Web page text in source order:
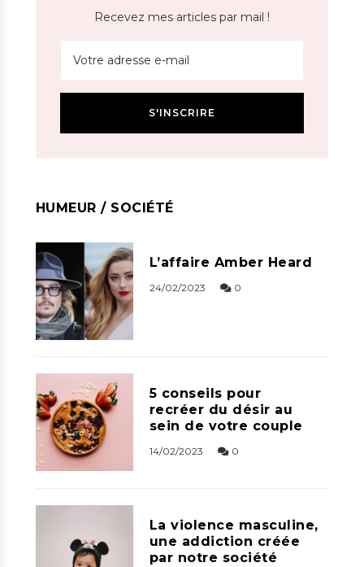
Recevez mes articles par mail !
HUMEUR / SOCIÉTÉ
L’affaire Amber Heard
24/02/2023 0
5 conseils pour
recréer du désir au
sein de votre couple
14/02/2023 0
La violence masculine,
une addiction créée
par notre société